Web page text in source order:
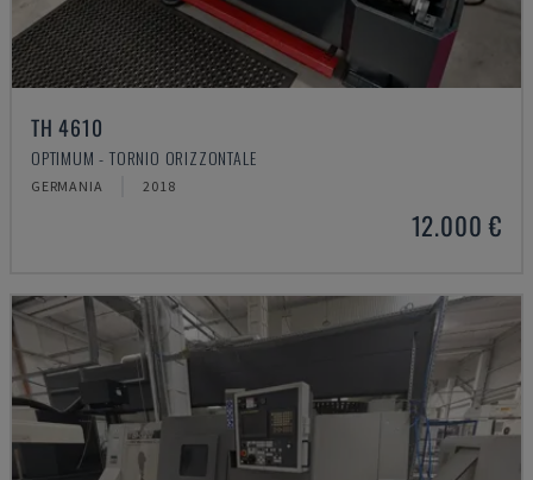
TH 4610
OPTIMUM - TORNIO ORIZZONTALE
GERMANIA 2018
12.000 €